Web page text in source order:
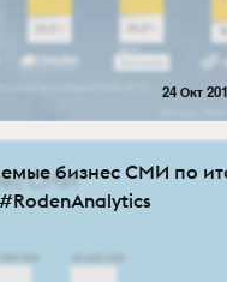
24 Окт
бизнес СМИ по